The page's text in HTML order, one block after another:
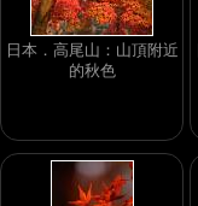
日本．高尾山：山頂附近
的秋色